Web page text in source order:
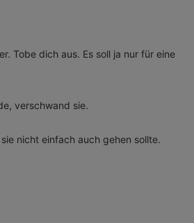
Tobe dich aus. Es soll ja nur für eine
verschwand sie.
nicht einfach auch gehen sollte.